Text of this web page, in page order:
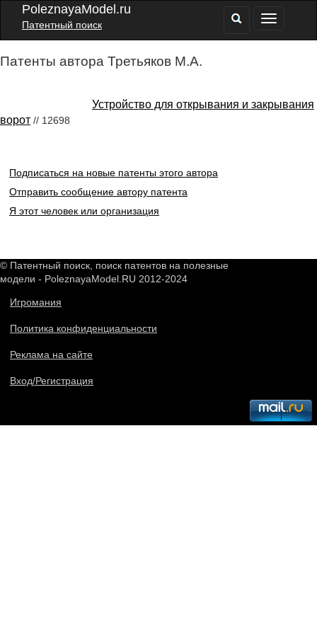
PoleznayaModel.ru
Патентный поиск
Патенты автора Третьяков М.А.
Устройство для открывания и закрывания
ворот // 12698
Подписаться на новые патенты этого автора
Отправить сообщение автору патента
Я этот человек или организация
© Патентный поиск, поиск патентов на полезные
модели - PoleznayaModel.RU 2012-2024
Игромания
Политика конфиденциальности
Реклама на сайте
Вход/Регистрация